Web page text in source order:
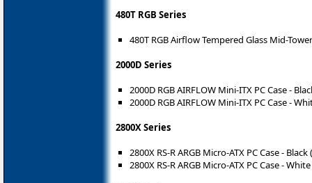
480T RGB Series
480T RGB Airflow Tempered Glass Mid-
2000D Series
2000D RGB AIRFLOW Mini-ITX PC Case -
2000D RGB AIRFLOW Mini-ITX PC Case -
2800X Series
2800X RS-R ARGB Micro-ATX PC Case - Black
2800X RS-R ARGB Micro-ATX PC Case -